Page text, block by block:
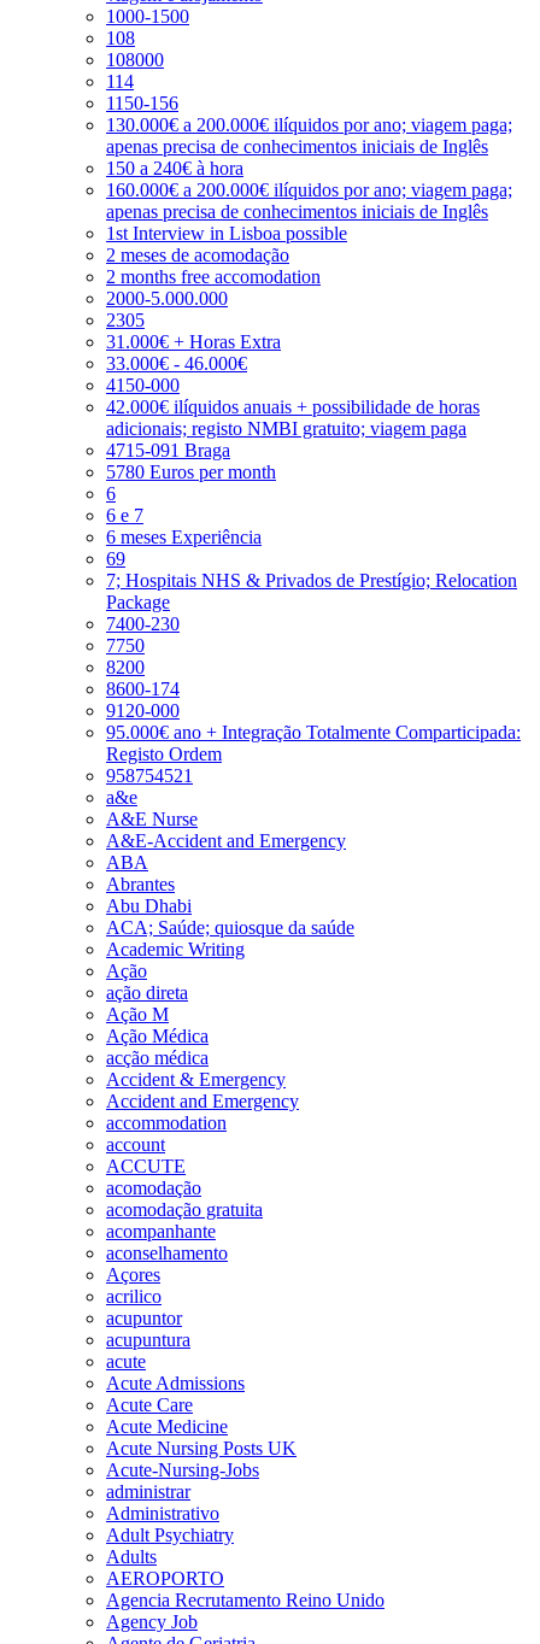
1000-1500
108
108000
114
1150-156
130.000€ a 200.000€ ilíquidos por ano; viagem paga;
apenas precisa de conhecimentos iniciais de Inglês
150 a 240€ à hora
160.000€ a 200.000€ ilíquidos por ano; viagem paga;
apenas precisa de conhecimentos iniciais de Inglês
1st Interview in Lisboa possible
2 meses de acomodação
2 months free accomodation
2000-5.000.000
2305
31.000€ + Horas Extra
33.000€ - 46.000€
4150-000
42.000€ ilíquidos anuais + possibilidade de horas
adicionais; registo NMBI gratuito; viagem paga
4715-091 Braga
5780 Euros per month
6
6 e 7
6 meses Experiência
69
7; Hospitais NHS & Privados de Prestígio; Relocation
Package
7400-230
7750
8200
8600-174
9120-000
95.000€ ano + Integração Totalmente Comparticipada:
Registo Ordem
958754521
a&e
A&E Nurse
A&E-Accident and Emergency
ABA
Abrantes
Abu Dhabi
ACA; Saúde; quiosque da saúde
Academic Writing
Ação
ação direta
Ação M
Ação Médica
acção médica
Accident & Emergency
Accident and Emergency
accommodation
account
ACCUTE
acomodação
acomodação gratuita
acompanhante
aconselhamento
Açores
acrilico
acupuntor
acupuntura
acute
Acute Admissions
Acute Care
Acute Medicine
Acute Nursing Posts UK
Acute-Nursing-Jobs
administrar
Administrativo
Adult Psychiatry
Adults
AEROPORTO
Agencia Recrutamento Reino Unido
Agency Job